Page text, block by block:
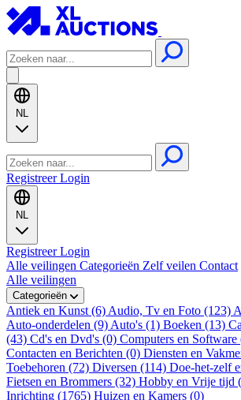
NL
RegistreerLogin
NL
RegistreerLogin
Alle veilingen Categorieën Zelf veilen Contact
Alle veilingen
Categorieën
Antiek en Kunst (6) Audio, Tv en Foto (123)
Auto-onderdelen (9) Auto's (1) Boeken (13)
(43) Cd's en Dvd's (0) Computers en Software
Contacten en Berichten (0) Diensten en
Toebehoren (72) Diversen (114) Doe-het-zelf
Fietsen en Brommers (32) Hobby en Vrije tijd
Inrichting (1765) Huizen en Kamers (0)